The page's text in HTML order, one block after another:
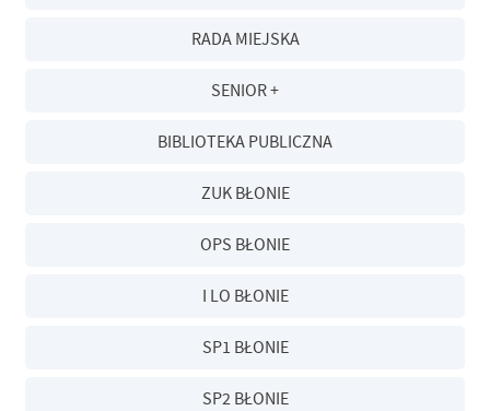
RADA MIEJSKA
SENIOR +
BIBLIOTEKA PUBLICZNA
ZUK BŁONIE
OPS BŁONIE
I LO BŁONIE
SP1 BŁONIE
SP2 BŁONIE